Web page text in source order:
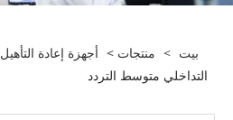
بيت > منتجات > أجهزة إعادة التأهيل
التداخلي متوسط ​​التردد